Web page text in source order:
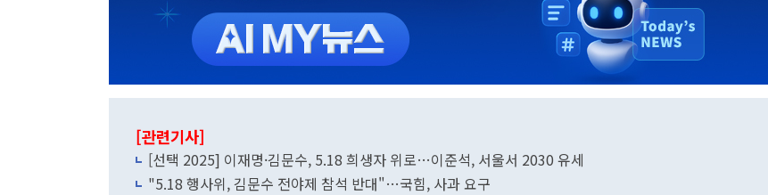
[관련기사]
[선택 2025] 이재명·김문수, 5.18 희생자 위로…이준석, 서울서 2030 유세
"5.18 행사위, 김문수 전야제 참석 반대"…국힘, 사과 요구